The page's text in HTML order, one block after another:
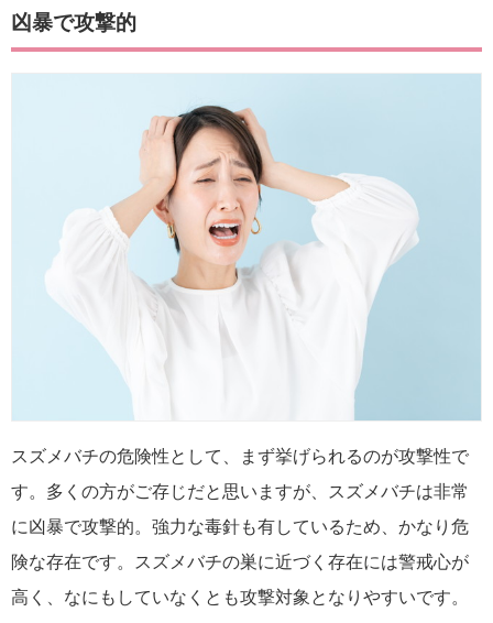
凶暴で攻撃的
スズメバチの危険性として、まず挙げられるのが攻撃性で
す。多くの方がご存じだと思いますが、スズメバチは非常
に凶暴で攻撃的。強力な毒針も有しているため、かなり危
険な存在です。スズメバチの巣に近づく存在には警戒心が
高く、なにもしていなくとも攻撃対象となりやすいです。